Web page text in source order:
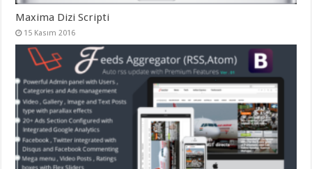
Maxima Dizi Scripti
15 Kasım 2016